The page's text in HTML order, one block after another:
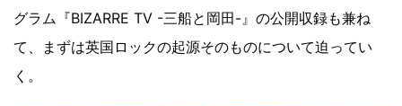
グラム『BIZARRE TV -三船と岡田-』の公開収録も兼ね
て、まずは英国ロックの起源そのものについて迫ってい
く。